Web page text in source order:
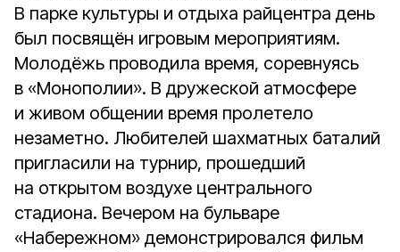
В парке культуры и отдыха райцентра день
был посвящён игровым мероприятиям.
Молодёжь проводила время, соревнуясь
в «Монополии». В дружеской атмосфере
и живом общении время пролетело
незаметно. Любителей шахматных баталий
пригласили на турнир, прошедший
на открытом воздухе центрального
стадиона. Вечером на бульваре
«Набережном» демонстрировался фильм